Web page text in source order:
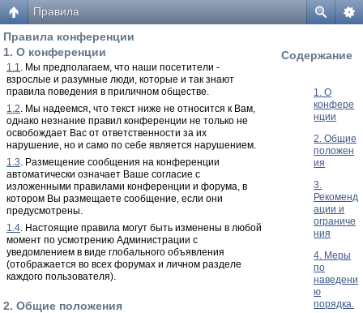
Правила
Правила конференции
Содержание
1. О
конфере
нции
2. Общие
положен
ия
3.
Рекоменд
ации и
ограниче
ния
4. Меры
по
наведени
ю
порядка.
1. О конференции
1.1. Мы предполагаем, что наши посетители -
взрослые и разумные люди, которые и так знают
правила поведения в приличном обществе.
1.2. Мы надеемся, что текст ниже не относится к Вам,
однако незнание правил конференции не только не
освобождает Вас от ответственности за их
нарушение, но и само по себе является нарушением.
1.3. Размещение сообщения на конференции
автоматически означает Ваше согласие с
изложенными правилами конференции и форума, в
котором Вы размещаете сообщение, если они
предусмотрены.
1.4. Настоящие правила могут быть изменены в любой
момент по усмотрению Администрации с
уведомлением в виде глобального объявления
(отображается во всех форумах и личном разделе
каждого пользователя).
2. Общие положения